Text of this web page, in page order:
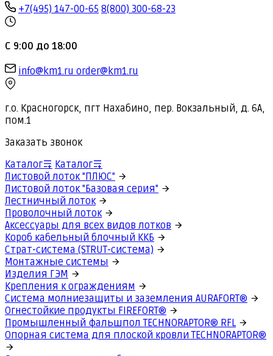
+7(495) 147-00-65 8(800) 300-68-23
С 9:00 до 18:00
info@km1.ru order@km1.ru
г.о. Красногорск, пгт Нахабино, пер. Вокзальный, д. 6А,
пом.1
Заказать звонок
Каталог
Каталог
Листовой лоток "ПЛЮС"
Листовой лоток "Базовая серия"
Лестничный лоток
Проволочный лоток
Аксессуары для всех видов лотков
Короб кабельный блочный ККБ
Страт-система (STRUT-система)
Монтажные системы
Изделия ГЭМ
Крепления к ограждениям
Система молниезащиты и заземления AURAFORT®
Огнестойкие продукты FIREFORT®
Промышленный фальшпол TECHNORAPTOR® RFL
Опорная система для плоской кровли TECHNORAPTOR®